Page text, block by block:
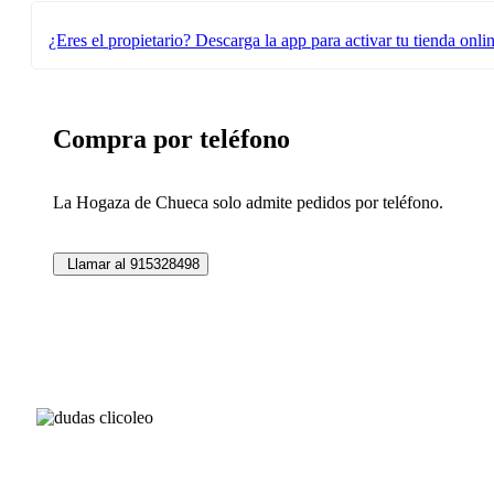
¿Eres el propietario? Descarga la app para activar tu tienda
Compra por teléfono
La Hogaza de Chueca solo admite pedidos por teléfono.
Llamar al 915328498